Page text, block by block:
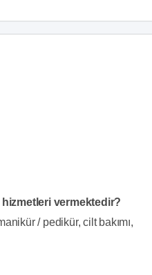
vermektedir?
/ pedikür, cilt bakımı,